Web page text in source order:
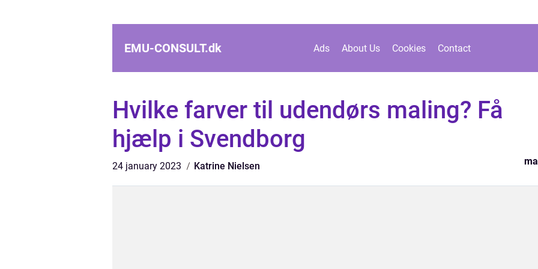
EMU-CONSULT.dk Ads About Us Cookies Contact
Hvilke farver til udendørs maling? Få
hjælp i Svendborg
24 january 2023 Katrine Nielsen